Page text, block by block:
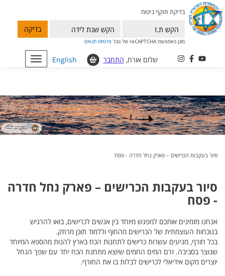
בדיקת תוקף ביטוח
בדיקה
מוגן באמצעות reCAPTCHA של גוגל פרטיות תנאים
Toggle
navigation
English שלום אורח, התחבר
סיור בעקבות הכרישים – פארק נחל חדרה - פסח
סיור בעקבות הכרישים – פארק נחל חדרה
- פסח
אנחנו מזמינים אותכם למפגש מיוחד בין אנשים לכרישים, בואו להרגיש
בנוכחות העוצמתית של הכרישים מהחוף וללמוד תוכן מרתק.
בכל חורף, מגיעים עשרות כרישים לתחנות הכח בארץ להנות מהספא המיוחד
שנוצר בסביבה. זרם המים החמים שיוצא מתחנת הכח יחד עם שפך הנחל
יוצרים מקום אידיאלי לכרישים לבלות בו את החורף.